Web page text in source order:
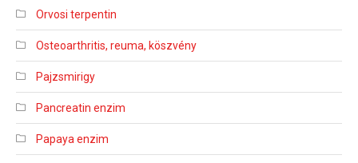
Orvosi terpentin
Osteoarthritis, reuma, köszvény
Pajzsmirigy
Pancreatin enzim
Papaya enzim